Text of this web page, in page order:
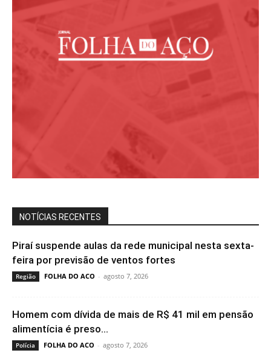
NOTÍCIAS RECENTES
Piraí suspende aulas da rede municipal nesta sexta-
feira por previsão de ventos fortes
Região FOLHA DO ACO - agosto 7, 2026
Homem com dívida de mais de R$ 41 mil em pensão
alimentícia é preso...
Polícia FOLHA DO ACO - agosto 7, 2026